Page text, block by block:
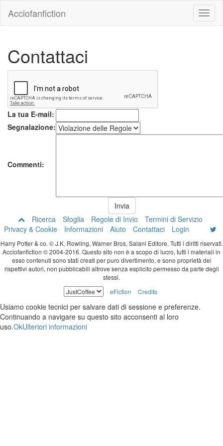
Acciofanfiction
Contattaci
La tua E-mail:
Segnalazione:
Commenti:
Ricerca Sfoglia Regole di Invio
Termini di Servizio
Privacy & Cookie
Informazioni Aiuto Contattaci Login
Harry Potter & co. © J.K. Rowling, Warner Bros, Salani Editore. Tutti i diritti riservati.
Acciofanfiction © 2004-2016. Questo sito non è a scopo di lucro, tutti i materiali in
esso contenuti sono stati creati per puro divertimento, e sono proprietà dei
rispettivi autori, non pubblicabili altrove senza esplicito permesso da parte degli
stessi.
eFiction
Credits
Usiamo cookie tecnici per salvare dati di sessione e preferenze.
Continuando a navigare su questo sito acconsenti al loro
uso.OkUlteriori informazioni